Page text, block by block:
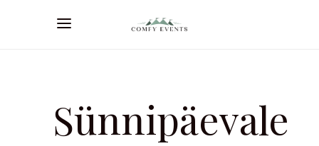
Sünnipäevale